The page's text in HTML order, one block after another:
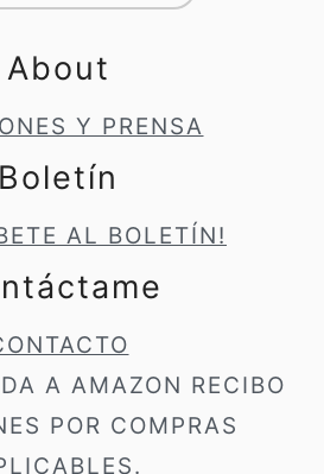
About
Y PRENSA
Boletín
AL BOLETÍN!
A AMAZON RECIBO
POR COMPRAS